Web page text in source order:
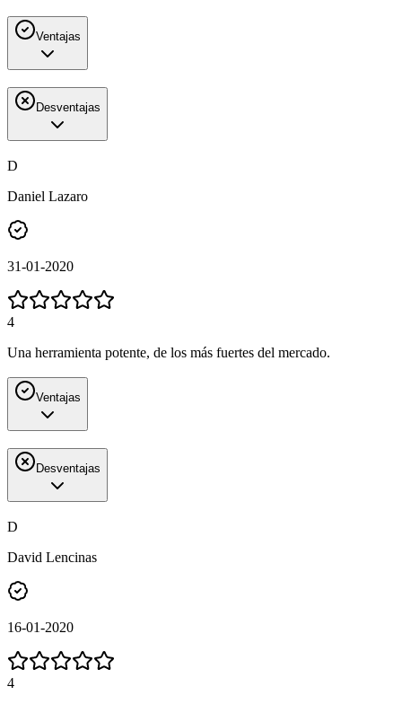
Ventajas
Desventajas
D
Daniel Lazaro
31-01-2020
4
Una herramienta potente, de los más fuertes del mercado.
Ventajas
Desventajas
D
David Lencinas
16-01-2020
4